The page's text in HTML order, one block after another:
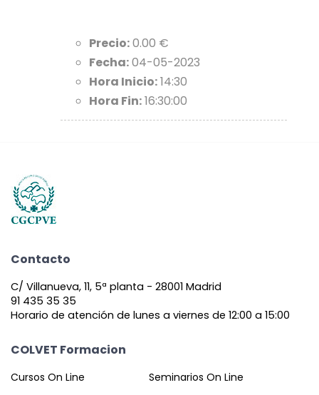
Precio:0.00 €
Fecha:04-05-2023
Hora Inicio:14:30
Hora Fin:16:30:00
Contacto
C/ Villanueva, 11, 5ª planta - 28001 Madrid
91 435 35 35
Horario de atención de lunes a viernes de 12:00 a 15:00
COLVET Formacion
Cursos On Line Seminarios On Line